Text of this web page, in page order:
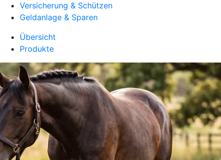
Versicherung & Schützen
Geldanlage & Sparen
Übersicht
Produkte